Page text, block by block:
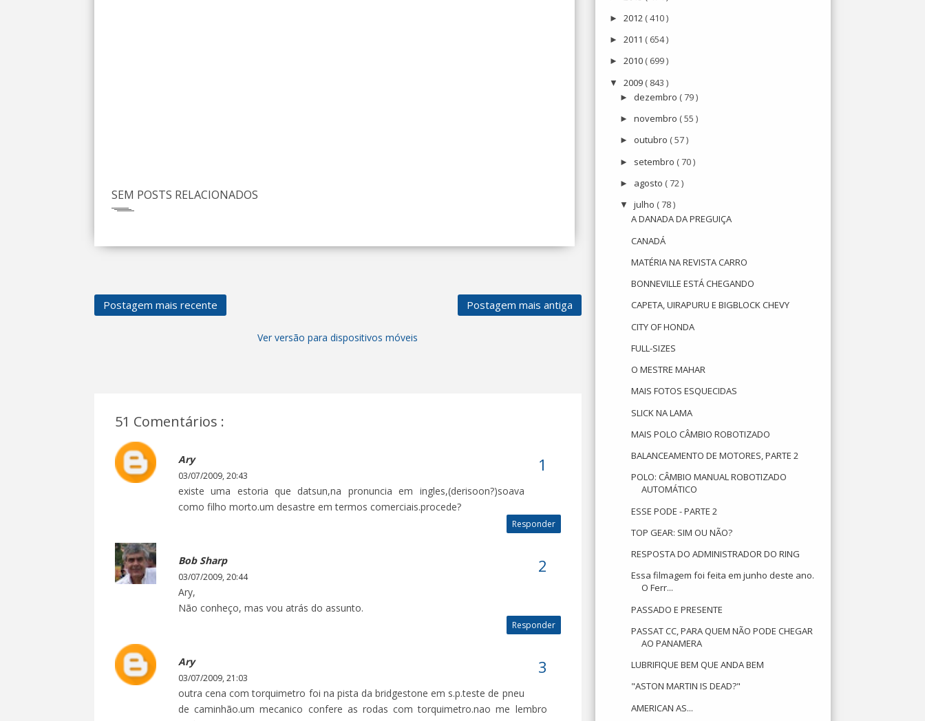
SEM POSTS RELACIONADOS
Postagem mais recente Postagem mais antiga
Ver versão para dispositivos móveis
51 Comentários :
Ary
03/07/2009, 20:43
existe uma estoria que datsun,na pronuncia em ingles,(derisoon?)soava
como filho morto.um desastre em termos comerciais.procede?
Responder
Bob Sharp
03/07/2009, 20:44
Ary,
Não conheço, mas vou atrás do assunto.
Responder
Ary
03/07/2009, 21:03
outra cena com torquimetro foi na pista da bridgestone em s.p.teste de pneu
de caminhão.um mecanico confere as rodas com torquimetro.nao me lembro
► 2012 ( 410 )
► 2011 ( 654 )
► 2010 ( 699 )
▼ 2009 ( 843 )
► dezembro ( 79 )
►novembro ( 55 )
► outubro ( 57 )
► setembro ( 70 )
► agosto ( 72 )
▼julho ( 78 )
A DANADA DA PREGUIÇA
CANADÁ
MATÉRIA NA REVISTA CARRO
BONNEVILLE ESTÁ CHEGANDO
CAPETA, UIRAPURU E BIGBLOCK CHEVY
CITY OF HONDA
FULL-SIZES
O MESTRE MAHAR
MAIS FOTOS ESQUECIDAS
SLICK NA LAMA
MAIS POLO CÂMBIO ROBOTIZADO
BALANCEAMENTO DE MOTORES, PARTE 2
POLO: CÂMBIO MANUAL ROBOTIZADO
AUTOMÁTICO
ESSE PODE - PARTE 2
TOP GEAR: SIM OU NÃO?
RESPOSTA DO ADMINISTRADOR DO RING
Essa filmagem foi feita em junho deste ano.
O Ferr...
PASSADO E PRESENTE
PASSAT CC, PARA QUEM NÃO PODE CHEGAR
AO PANAMERA
LUBRIFIQUE BEM QUE ANDA BEM
"ASTON MARTIN IS DEAD?"
AMERICAN AS...